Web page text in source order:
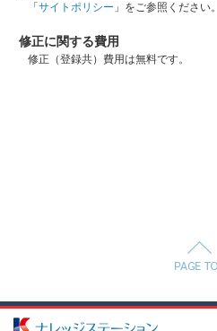
「サイトポリシー 」をご参照ください。
修正に関する費用
修正（登録共）費用は無料です。